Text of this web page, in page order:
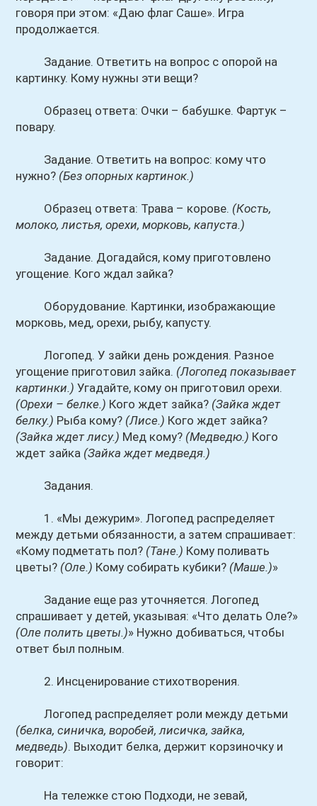
говоря при этом: «Даю флаг Саше». Игра
продолжается.
Задание. Ответить на вопрос с опорой на
картинку. Кому нужны эти вещи?
Образец ответа: Очки – бабушке. Фартук –
повару.
Задание. Ответить на вопрос: кому что
нужно? (Без опорных картинок.)
Образец ответа: Трава – корове. (Кость,
молоко, листья, орехи, морковь, капуста.)
Задание. Догадайся, кому приготовлено
угощение. Кого ждал зайка?
Оборудование. Картинки, изображающие
морковь, мед, орехи, рыбу, капусту.
Логопед. У зайки день рождения. Разное
угощение приготовил зайка. (Логопед показывает
картинки.) Угадайте, кому он приготовил орехи.
(Орехи – белке.) Кого ждет зайка? (Зайка ждет
белку.) Рыба кому? (Лисе.) Кого ждет зайка?
(Зайка ждет лису.) Мед кому? (Медведю.) Кого
ждет зайка (Зайка ждет медведя.)
Задания.
1. «Мы дежурим». Логопед распределяет
между детьми обязанности, а затем спрашивает:
«Кому подметать пол? (Тане.) Кому поливать
цветы? (Оле.) Кому собирать кубики? (Маше.)»
Задание еще раз уточняется. Логопед
спрашивает у детей, указывая: «Что делать Оле?»
(Оле полить цветы.)» Нужно добиваться, чтобы
ответ был полным.
2. Инсценирование стихотворения.
Логопед распределяет роли между детьми
(белка, синичка, воробей, лисичка, зайка,
медведь). Выходит белка, держит корзиночку и
говорит:
На тележке стою Подходи, не зевай,